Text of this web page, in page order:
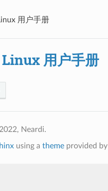
用户手册
用户手册
Neardi.
using a themeprovided by